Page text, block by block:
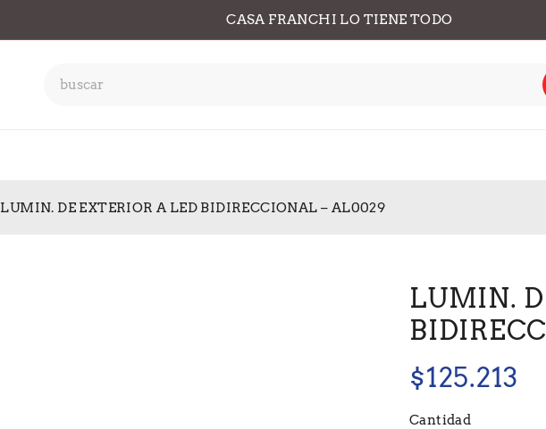
CASA FRANCHI LO TIENE TODO
LUMIN. DE EXTERIOR A LED BIDIRECCIONAL – AL0029
LUMIN.
$125.213
Cantidad